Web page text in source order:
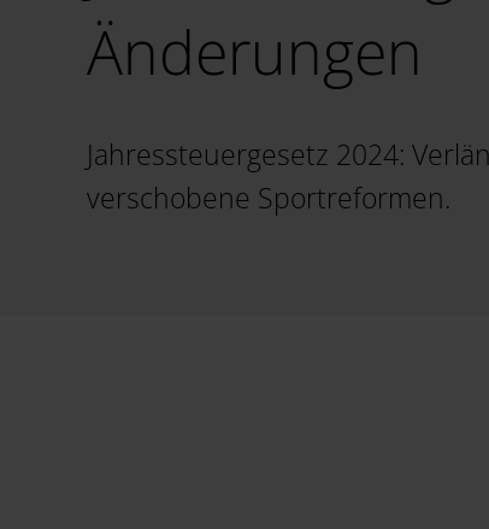
Änderungen
Jahressteuergesetz 2024:
verschobene Sportreformen.